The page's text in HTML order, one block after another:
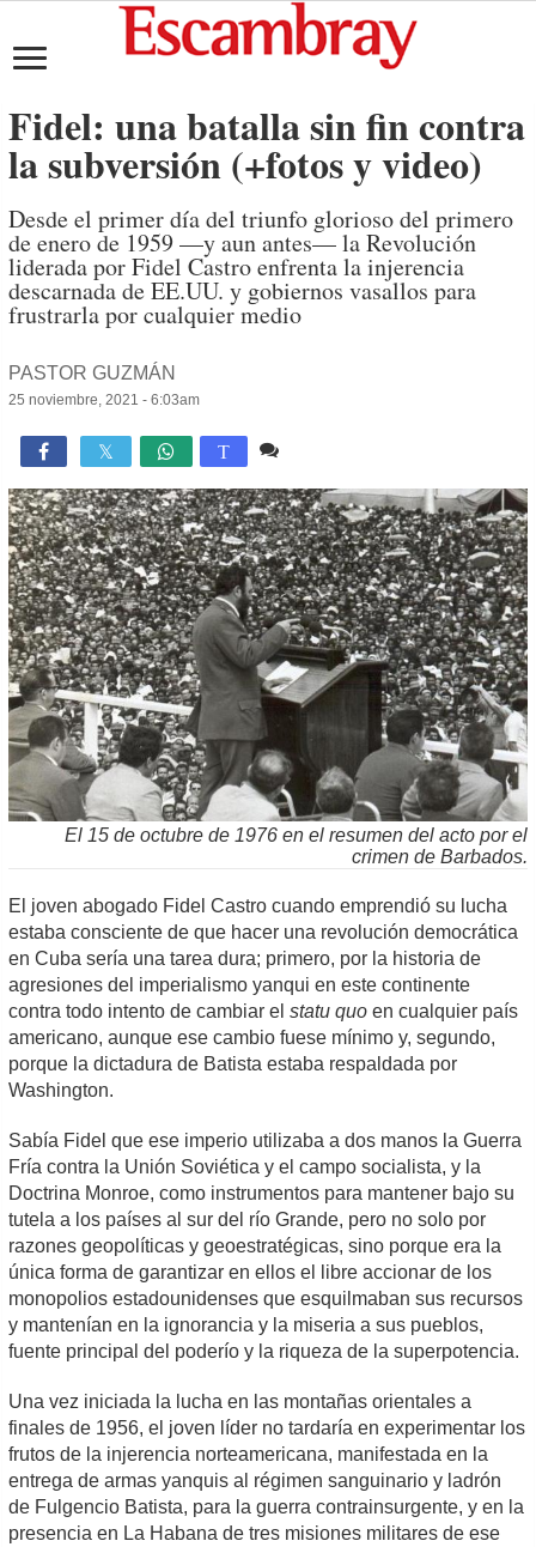
Fidel: una batalla sin fin contra
la subversión (+fotos y video)
Desde el primer día del triunfo glorioso del primero
de enero de 1959 —y aun antes— la Revolución
liderada por Fidel Castro enfrenta la injerencia
descarnada de EE.UU. y gobiernos vasallos para
frustrarla por cualquier medio
PASTOR GUZMÁN
25 noviembre, 2021 - 6:03am
 T
El 15 de octubre de 1976 en el resumen del acto por el
crimen de Barbados.
El joven abogado Fidel Castro cuando emprendió su lucha
estaba consciente de que hacer una revolución democrática
en Cuba sería una tarea dura; primero, por la historia de
agresiones del imperialismo yanqui en este continente
contra todo intento de cambiar elstatu quo en cualquier país
americano, aunque ese cambio fuese mínimo y, segundo,
porque la dictadura de Batista estaba respaldada por
Washington.
Sabía Fidel que ese imperio utilizaba a dos manos la Guerra
Fría contra la Unión Soviética y el campo socialista, y la
Doctrina Monroe, como instrumentos para mantener bajo su
tutela a los países al sur del río Grande, pero no solo por
razones geopolíticas y geoestratégicas, sino porque era la
única forma de garantizar en ellos el libre accionar de los
monopolios estadounidenses que esquilmaban sus recursos
y mantenían en la ignorancia y la miseria a sus pueblos,
fuente principal del poderío y la riqueza de la superpotencia.
Una vez iniciada la lucha en las montañas orientales a
finales de 1956, el joven líder no tardaría en experimentar los
frutos de la injerencia norteamericana, manifestada en la
entrega de armas yanquis al régimen sanguinario y ladrón
de Fulgencio Batista, para la guerra contrainsurgente, y en la
presencia en La Habana de tres misiones militares de ese